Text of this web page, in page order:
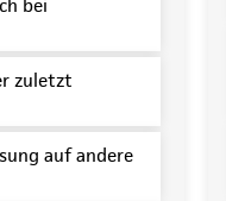
bei
zuletzt
auf andere